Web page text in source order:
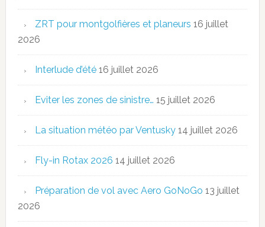
ZRT pour montgolfières et planeurs 16 juillet
2026
Interlude d’été 16 juillet 2026
Eviter les zones de sinistre… 15 juillet 2026
La situation météo par Ventusky 14 juillet 2026
Fly-in Rotax 2026 14 juillet 2026
Préparation de vol avec Aero GoNoGo 13 juillet
2026